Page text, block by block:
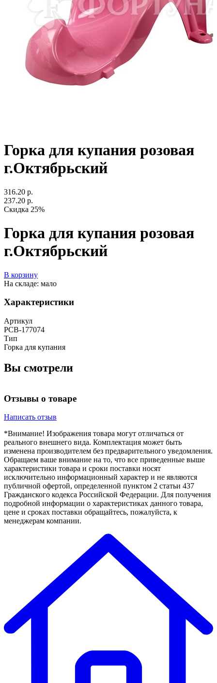
Горка для купания розовая
г.Октябрьский
316.20 р.
237.20 р.
Скидка 25%
Горка для купания розовая
г.Октябрьский
В корзину
На складе: мало
Характеристики
Артикул
РСВ-177074
Тип
Горка для купания
Вы смотрели
Отзывы о товаре
Написать отзыв
*Внимание! Изображения товара могут отличаться от
реального внешнего вида. Комплектация может быть
изменена производителем без предварительного уведомления.
Обращаем ваше внимание на то, что все приведенные выше
характеристики товара и сроки поставки носят
исключительно информационный характер и не являются
публичной офертой, определенной пунктом 2 статьи 437
Гражданского кодекса Российской Федерации. Для получения
подробной информации о характеристиках данного товара,
цене и сроках поставки обращайтесь, пожалуйста, к
менеджерам компании.